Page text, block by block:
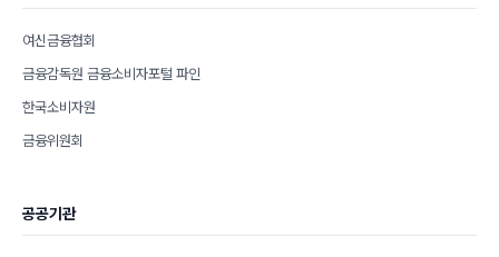
여신금융협회
금융감독원 금융소비자포털 파인
한국소비자원
금융위원회
공공기관